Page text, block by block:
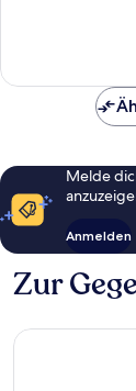
Melde
Anmelden
Zur